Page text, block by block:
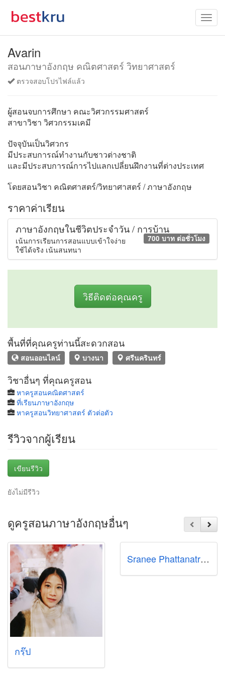
Avarin
สอนภาษาอังกฤษ คณิตศาสตร์ วิทยาศาสตร์
ตรวจสอบโปรไฟล์แล้ว
ผู้สอนจบการศึกษา คณะวิศวกรรมศาสตร์
สาขาวิชา วิศวกรรมเคมี
ปัจจุบันเป็นวิศวกร
มีประสบการณ์ทำงานกับชาวต่างชาติ
และมีประสบการณ์การไปแลกเปลี่ยนฝึกงานที่ต่างประเทศ
โดยสอนวิชา คณิตศาสตร์/วิทยาศาสตร์ / ภาษาอังกฤษ
ราคาค่าเรียน
ภาษาอังกฤษในชีวิตประจำวัน / การบ้าน
700 บาท ต่อชั่วโมง
เน้นการเรียนการสอนแบบเข้าใจง่าย
ใช้ได้จริง เน้นสนทนา
วิธีติดต่อคุณครู
พื้นที่ที่คุณครูท่านนี้สะดวกสอน
สอนออนไลน์ บางนา ศรีนครินทร์
วิชาอื่นๆ ที่คุณครูสอน
หาครูสอนคณิตศาสตร์
ที่เรียนภาษาอังกฤษ
หาครูสอนวิทยาศาสตร์ ตัวต่อตัว
รีวิวจากผู้เรียน
เขียนรีวิว
ยังไม่มีรีวิว
ดูครูสอนภาษาอังกฤษอื่นๆ
กรุ๊ป
Sranee Phattanatrakul